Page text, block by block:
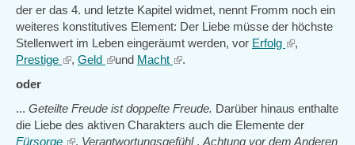
der er das 4. und letzte Kapitel widmet, nennt Fromm noch ein
weiteres konstitutives Element: Der Liebe müsse der höchste
Stellenwert im Leben eingeräumt werden, vor Erfolg (link
,
Prestige (link
, Geld (link
und Macht (link
.
oder
... Geteilte Freude ist doppelte Freude. Darüber hinaus enthalte
die Liebe des aktiven Charakters auch die Elemente der
Fürsorge (link
, Verantwortungsgefühl , Achtung vor dem Anderen